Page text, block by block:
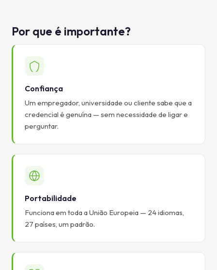
Por que é importante?
Confiança
Um empregador, universidade ou cliente sabe que a
credencial é genuína — sem necessidade de ligar e
perguntar.
Portabilidade
Funciona em toda a União Europeia — 24 idiomas,
27 países, um padrão.